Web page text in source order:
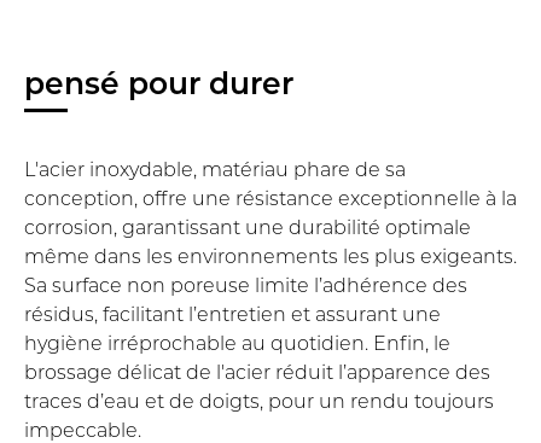
pensé pour durer
L'acier inoxydable, matériau phare de sa
conception, offre une résistance exceptionnelle à la
corrosion, garantissant une durabilité optimale
même dans les environnements les plus exigeants.
Sa surface non poreuse limite l’adhérence des
résidus, facilitant l’entretien et assurant une
hygiène irréprochable au quotidien. Enfin, le
brossage délicat de l'acier réduit l’apparence des
traces d’eau et de doigts, pour un rendu toujours
impeccable.